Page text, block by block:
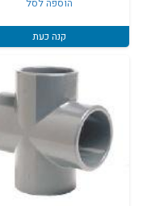
הוספה לסל
קנה כעת